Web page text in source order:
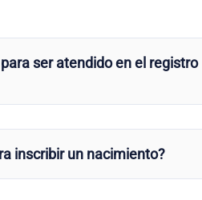
ser atendido en el registro
inscribir un nacimiento?